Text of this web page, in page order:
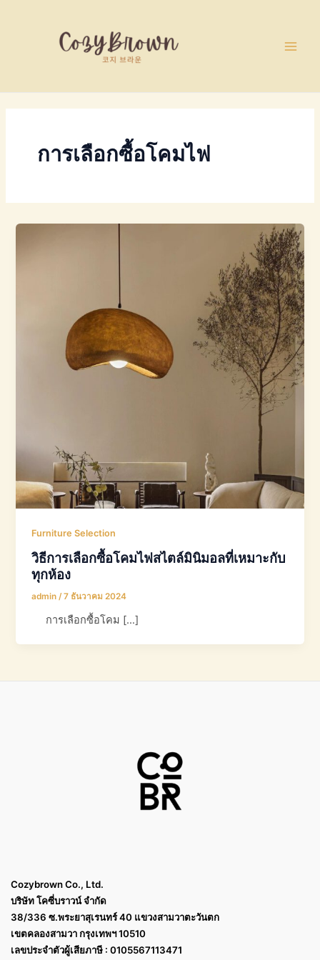
การเลือกซื้อโคมไฟ
Furniture Selection
วิธีการเลือกซื้อโคมไฟสไตล์มินิมอลที่เหมาะกับ
ทุกห้อง
admin/7 ธันวาคม 2024
การเลือกซื้อโคม […]
Cozybrown Co., Ltd.
บริษัท โคซี่บราวน์ จำกัด
38/336 ซ.พระยาสุเรนทร์ 40 แขวงสามวาตะวันตก
เขตคลองสามวา กรุงเทพฯ 10510
เลขประจำตัวผู้เสียภาษี : 0105567113471